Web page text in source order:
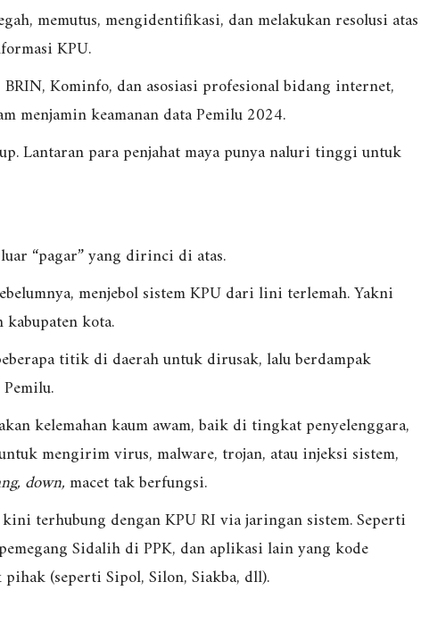
memutus, mengidentifikasi, dan melakukan resolusi atas
KPU.
BRIN, Kominfo, dan asosiasi profesional bidang internet,
menjamin keamanan data Pemilu 2024.
Lantaran para penjahat maya punya naluri tinggi untuk
“pagar” yang dirinci di atas.
menjebol sistem KPU dari lini terlemah. Yakni
kota.
titik di daerah untuk dirusak, lalu berdampak
kelemahan kaum awam, baik di tingkat penyelenggara,
mengirim virus, malware, trojan, atau injeksi sistem,
down,macet tak berfungsi.
terhubung dengan KPU RI via jaringan sistem. Seperti
Sidalih di PPK, dan aplikasi lain yang kode
(seperti Sipol, Silon, Siakba, dll).